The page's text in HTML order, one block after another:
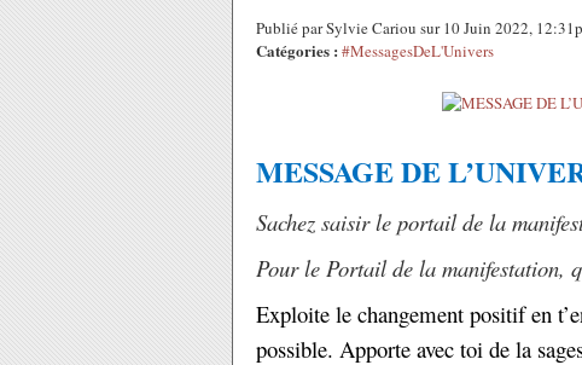
Publié par Sylvie Cariou sur 10 Juin 2022,
Catégories : #MessagesDeL'Univers
MESSAGE DE
Sachez saisir le portail de la
Pour le Portail de la manifestation,
Exploite le changement positif en
possible. Apporte avec toi de la